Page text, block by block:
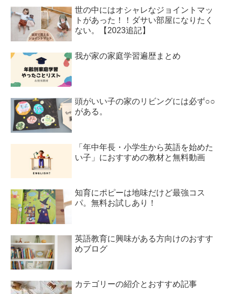
世の中にはオシャレなジョイントマッ
トがあった！！ダサい部屋になりたく
ない。【2023追記】
我が家の家庭学習遍歴まとめ
頭がいい子の家のリビングには必ず○○
がある。
「年中年長・小学生から英語を始めた
い子」におすすめの教材と無料動画
知育にポピーは地味だけど最強コス
パ。無料お試しあり！
英語教育に興味がある方向けのおすす
めブログ
カテゴリーの紹介とおすすめ記事